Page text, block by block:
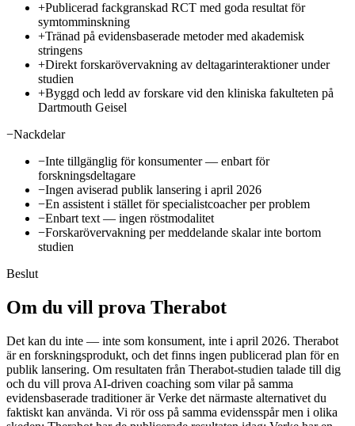
+Publicerad fackgranskad RCT med goda resultat för
symtomminskning
+Tränad på evidensbaserade metoder med akademisk
stringens
+Direkt forskarövervakning av deltagarinteraktioner under
studien
+Byggd och ledd av forskare vid den kliniska fakulteten på
Dartmouth Geisel
−Nackdelar
−Inte tillgänglig för konsumenter — enbart för
forskningsdeltagare
−Ingen aviserad publik lansering i april 2026
−En assistent i stället för specialistcoacher per problem
−Enbart text — ingen röstmodalitet
−Forskarövervakning per meddelande skalar inte bortom
studien
Beslut
Om du vill prova Therabot
Det kan du inte — inte som konsument, inte i april 2026. Therabot
är en forskningsprodukt, och det finns ingen publicerad plan för en
publik lansering. Om resultaten från Therabot-studien talade till dig
och du vill prova AI-driven coaching som vilar på samma
evidensbaserade traditioner är Verke det närmaste alternativet du
faktiskt kan använda. Vi rör oss på samma evidensspår men i olika